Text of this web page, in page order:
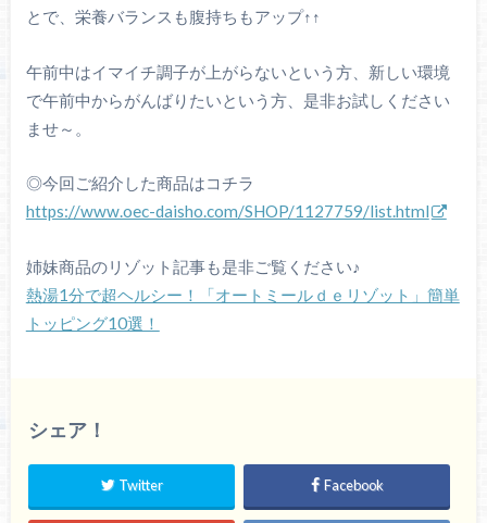
とで、栄養バランスも腹持ちもアップ↑↑
午前中はイマイチ調子が上がらないという方、新しい環境
で午前中からがんばりたいという方、是非お試しください
ませ～。
◎今回ご紹介した商品はコチラ
https://www.oec-daisho.com/SHOP/1127759/list.html
姉妹商品のリゾット記事も是非ご覧ください♪
熱湯1分で超ヘルシー！「オートミールｄｅリゾット」簡単
トッピング10選！
シェア！
Twitter Facebook